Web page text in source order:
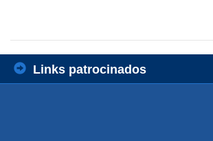
Links patrocinados